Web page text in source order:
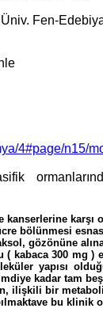
Fen-
4#page/n15/
kanserlerine
bölünmesi
gözönüne
( kabaca 300 mg )
yapısı
kadar tam beş
ilişkili bir
bu klinik